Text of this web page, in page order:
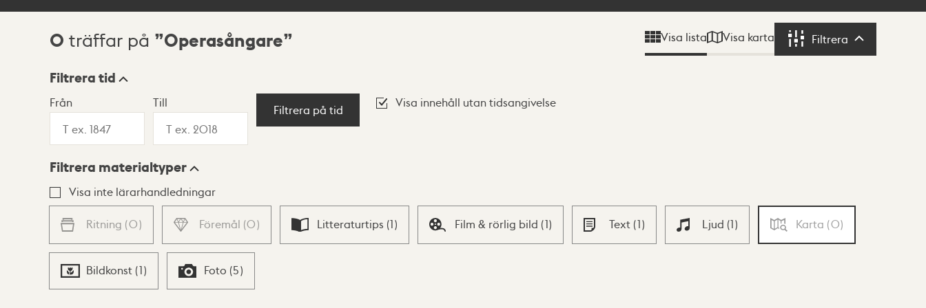
Sökresultat
0 träffar på Operasångare Visa lista Visa karta Filtrera Filtrera
Visningsläge
Lista Karta
Filtrera tid
Från Till
Filtrera på tid
Visa innehåll utan tidsangivelse
Filtrera materialtyper
Visa inte lärarhandledningar
Ritning (0) Föremål (0) Litteraturtips (1) Film & rörlig bild (1) Text (1) Ljud (1) Karta (0)
Bildkonst (1) Foto (5)